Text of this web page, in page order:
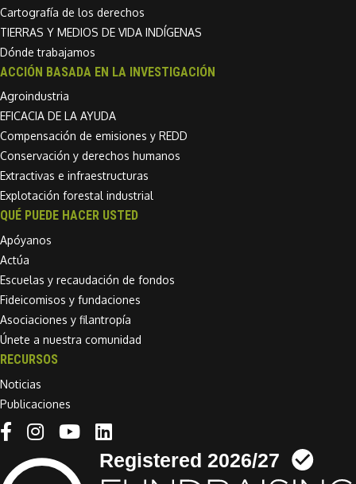
Cartografía de los derechos
TIERRAS Y MEDIOS DE VIDA INDÍGENAS
Dónde trabajamos
ACCIÓN BASADA EN LA INVESTIGACIÓN
Agroindustria
EFICACIA DE LA AYUDA
Compensación de emisiones y REDD
Conservación y derechos humanos
Extractivas e infraestructuras
Explotación forestal industrial
QUÉ PUEDE HACER USTED
Apóyanos
Actúa
Escuelas y recaudación de fondos
Fideicomisos y fundaciones
Asociaciones y filantropía
Únete a nuestra comunidad
RECURSOS
Noticias
Publicaciones
Linkedin link